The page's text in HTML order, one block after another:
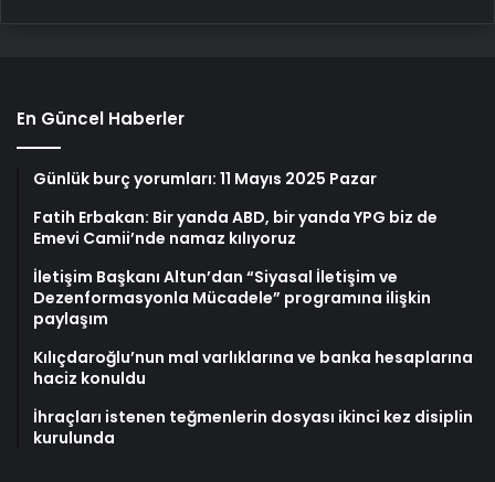
En Güncel Haberler
Günlük burç yorumları: 11 Mayıs 2025 Pazar
Fatih Erbakan: Bir yanda ABD, bir yanda YPG biz de
Emevi Camii’nde namaz kılıyoruz
İletişim Başkanı Altun’dan “Siyasal İletişim ve
Dezenformasyonla Mücadele” programına ilişkin
paylaşım
Kılıçdaroğlu’nun mal varlıklarına ve banka hesaplarına
haciz konuldu
İhraçları istenen teğmenlerin dosyası ikinci kez disiplin
kurulunda